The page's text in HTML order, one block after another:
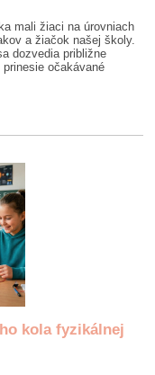
mali žiaci na úrovniach
a žiačok našej školy.
dozvedia približne
očakávané
kola fyzikálnej